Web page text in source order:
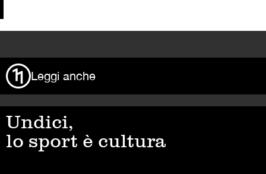
Leggi anche
Undici,
lo sport è cultura